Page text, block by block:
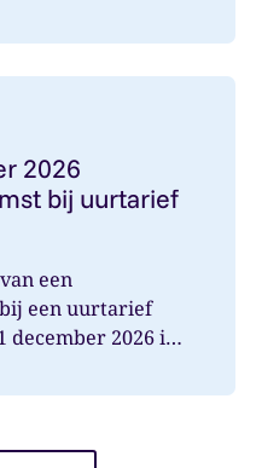
2026
bij uurtarief
een
een uurtarief
december 2026 in